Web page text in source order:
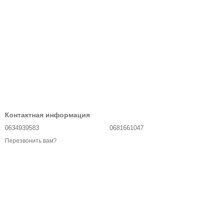
Контактная информация
0634939583
Перезвонить вам?
0681661047